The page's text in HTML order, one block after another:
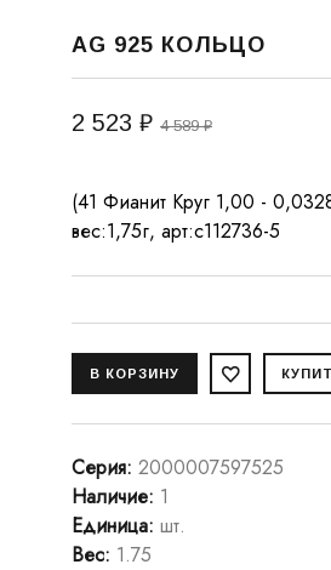
AG 925 КОЛЬЦО
2 523 ₽ 4 589 ₽
(41 Фианит Круг 1,00 -
вес:1,75г, арт:с112736-5
Серия: 2000007597525
Наличие: 1
Единица: шт.
Вес: 1.75